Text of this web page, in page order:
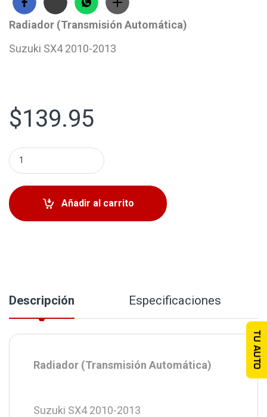
Radiador (Transmisión Automática)
Suzuki SX4 2010-2013
$139.95
Radiador Suzuki SX4 2010-2013 (Transmisión
Añadir al carrito
Descripción Especificaciones
Radiador (Transmisión Automática)
Suzuki SX4 2010-2013
TU AUTO